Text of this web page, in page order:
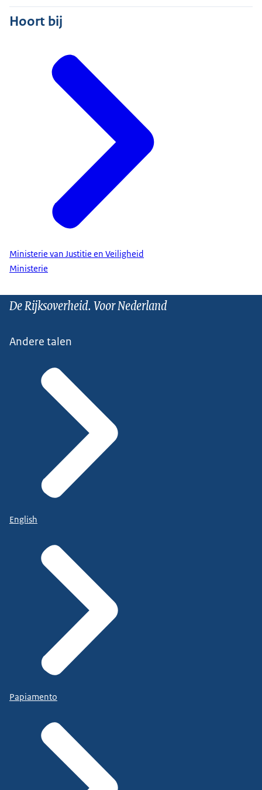
Hoort bij
Ministerie van Justitie en Veiligheid
Ministerie
De Rijksoverheid. Voor Nederland
Andere talen
English
Papiamento